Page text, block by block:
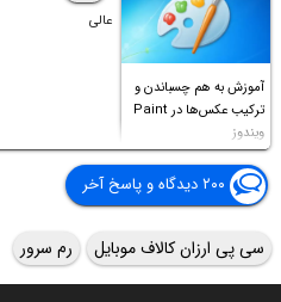
آموزش به هم چسباندن و
ترکیب عکس‌ها در Paint
ویندوز
عالی
۲۰۰ دیدگاه و پاسخ آخر
سی پی ارزان کالاف موبایل رم سرور